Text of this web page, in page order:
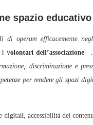
spazio educativo
operare efficacemente
i volontari dell’associazione –.
discriminazione e
per rendere gli spazi
accessibilità dei